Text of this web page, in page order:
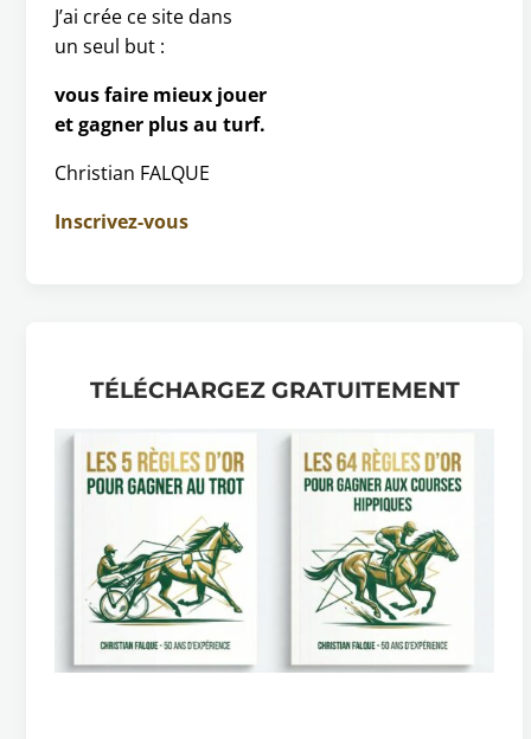
J’ai crée ce site dans
un seul but :
vous faire mieux jouer
et gagner plus au turf.
Christian FALQUE
Inscrivez-vous
TÉLÉCHARGEZ GRATUITEMENT